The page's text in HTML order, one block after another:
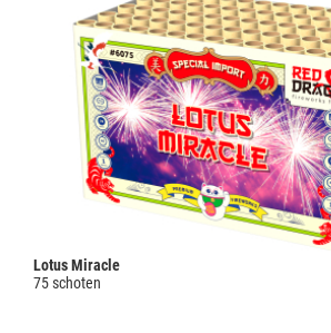
Lotus Miracle
75 schoten